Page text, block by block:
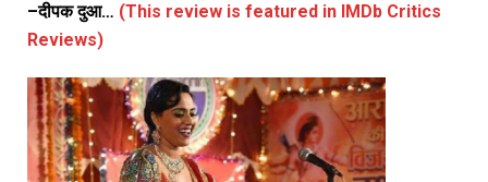
–दीपक दुआ… (This review is featured in IMDb Critics
Reviews)